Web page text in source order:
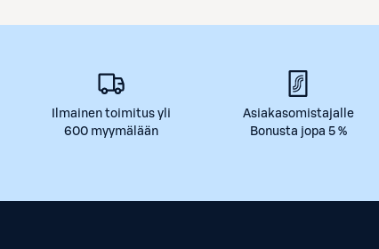
Ilmainen toimitus yli
600 myymälään
Asiakasomistajalle
Bonusta jopa 5 %